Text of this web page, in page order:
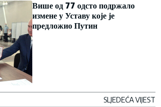
Више од 77 одсто подржало
измене у Уставу које је
предложио Путин
SLJEDEĆA VIJEST